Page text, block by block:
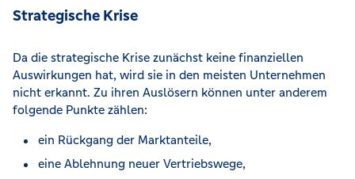
Strategische Krise
Da die strategische Krise zunächst keine finanziellen
Auswirkungen hat, wird sie in den meisten Unternehmen
nicht erkannt. Zu ihren Auslösern können unter anderem
folgende Punkte zählen:
ein Rückgang der Marktanteile,
eine Ablehnung neuer Vertriebswege,